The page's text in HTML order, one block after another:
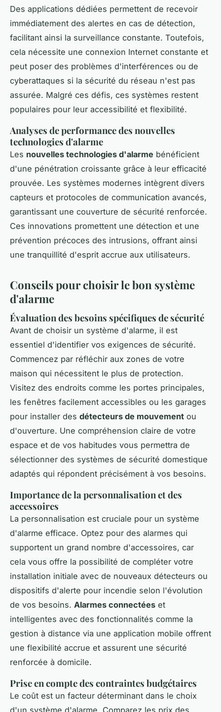
Des applications dédiées permettent de recevoir
immédiatement des alertes en cas de détection,
facilitant ainsi la surveillance constante. Toutefois,
cela nécessite une connexion Internet constante et
peut poser des problèmes d'interférences ou de
cyberattaques si la sécurité du réseau n'est pas
assurée. Malgré ces défis, ces systèmes restent
populaires pour leur accessibilité et flexibilité.
Analyses de performance des nouvelles
technologies d'alarme
Les nouvelles technologies d'alarme bénéficient
d'une pénétration croissante grâce à leur efficacité
prouvée. Les systèmes modernes intègrent divers
capteurs et protocoles de communication avancés,
garantissant une couverture de sécurité renforcée.
Ces innovations promettent une détection et une
prévention précoces des intrusions, offrant ainsi
une tranquillité d'esprit accrue aux utilisateurs.
Conseils pour choisir le bon système
d'alarme
Évaluation des besoins spécifiques de sécurité
Avant de choisir un système d'alarme, il est
essentiel d'identifier vos exigences de sécurité.
Commencez par réfléchir aux zones de votre
maison qui nécessitent le plus de protection.
Visitez des endroits comme les portes principales,
les fenêtres facilement accessibles ou les garages
pour installer des détecteurs de mouvement ou
d'ouverture. Une compréhension claire de votre
espace et de vos habitudes vous permettra de
sélectionner des systèmes de sécurité domestique
adaptés qui répondent précisément à vos besoins.
Importance de la personnalisation et des
accessoires
La personnalisation est cruciale pour un système
d'alarme efficace. Optez pour des alarmes qui
supportent un grand nombre d'accessoires, car
cela vous offre la possibilité de compléter votre
installation initiale avec de nouveaux détecteurs ou
dispositifs d'alerte pour incendie selon l'évolution
de vos besoins. Alarmes connectées et
intelligentes avec des fonctionnalités comme la
gestion à distance via une application mobile offrent
une flexibilité accrue et assurent une sécurité
renforcée à domicile.
Prise en compte des contraintes budgétaires
Le coût est un facteur déterminant dans le choix
d'un système d'alarme. Comparez les prix des